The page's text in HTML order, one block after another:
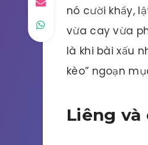
nó cười khẩy,
vừa cay vừa
là khi bài xấu
kèo” ngoạn
Liêng